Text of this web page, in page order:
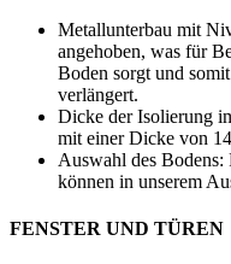
Metallunterbau mit
angehoben, was für
Boden sorgt und
verlängert.
Dicke der Isolierung
mit einer Dicke von
Auswahl des
können in unserem
FENSTER UND TÜREN